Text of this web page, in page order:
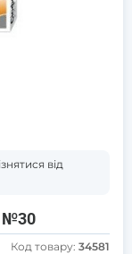
від
№30
Код товару: 34581